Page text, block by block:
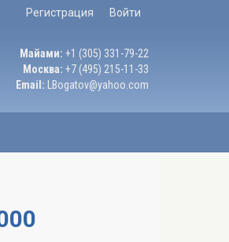
Регистрация Войти
Майами: +1 (305) 331-79-22
Москва: +7 (495) 215-11-33
Email:
LBogatov@yahoo.com